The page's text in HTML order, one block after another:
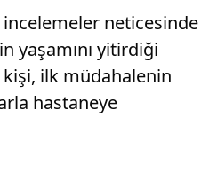
incelemeler neticesinde
yaşamını yitirdiği
ilk müdahalenin
hastaneye